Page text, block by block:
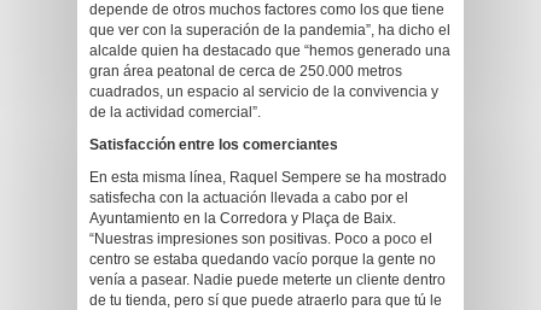
depende de otros muchos factores como los que tiene
que ver con la superación de la pandemia”, ha dicho el
alcalde quien ha destacado que “hemos generado una
gran área peatonal de cerca de 250.000 metros
cuadrados, un espacio al servicio de la convivencia y
de la actividad comercial”.
Satisfacción entre los comerciantes
En esta misma línea, Raquel Sempere se ha mostrado
satisfecha con la actuación llevada a cabo por el
Ayuntamiento en la Corredora y Plaça de Baix.
“Nuestras impresiones son positivas. Poco a poco el
centro se estaba quedando vacío porque la gente no
venía a pasear. Nadie puede meterte un cliente dentro
de tu tienda, pero sí que puede atraerlo para que tú le